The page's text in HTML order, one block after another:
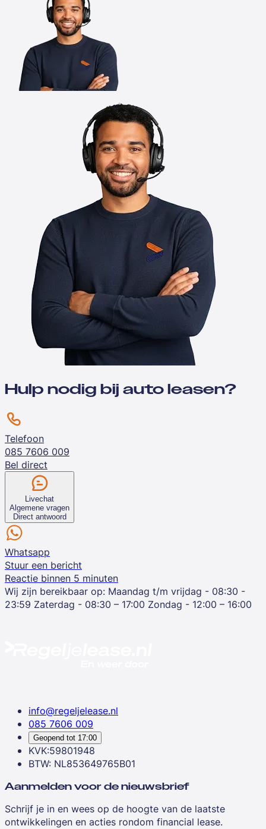
Hulp nodig bij auto leasen?
Telefoon
085 7606 009
Bel direct
Livechat
Algemene vragen
Direct antwoord
Whatsapp
Stuur een bericht
Reactie binnen 5 minuten
Wij zijn bereikbaar op: Maandag t/m vrijdag - 08:30 -
23:59 Zaterdag - 08:30 – 17:00 Zondag - 12:00 – 16:00
info@regeljelease.nl
085 7606 009
Geopend tot 17:00
KVK:59801948
BTW: NL853649765B01
Aanmelden voor de nieuwsbrief
Schrijf je in en wees op de hoogte van de laatste
ontwikkelingen en acties rondom financial lease.